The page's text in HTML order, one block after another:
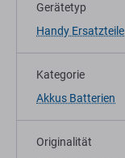
Gerätetyp
Handy Ersatzteile
Kategorie
Akkus Batterien
Originalität